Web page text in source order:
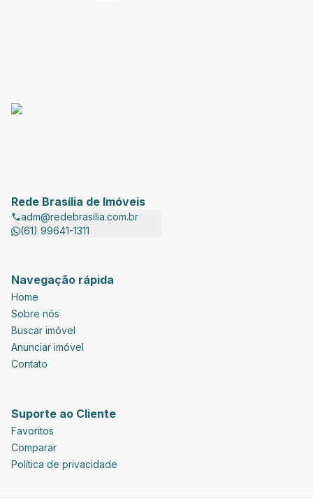
Rede Brasília de Imóveis
adm@redebrasilia.com.br
(61) 99641-1311
Navegação rápida
Home
Sobre nós
Buscar imóvel
Anunciar imóvel
Contato
Suporte ao Cliente
Favoritos
Comparar
Política de privacidade